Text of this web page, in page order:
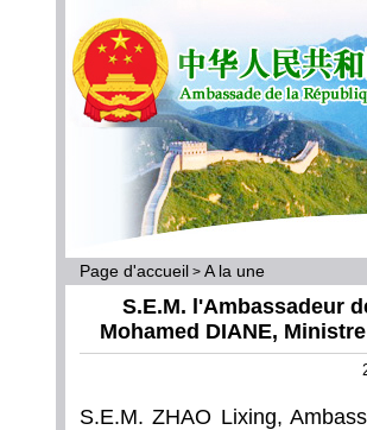
Page d'accueil > A la une
S.E.M. l'Ambassadeur
Mohamed DIANE,
S.E.M. ZHAO Lixing,